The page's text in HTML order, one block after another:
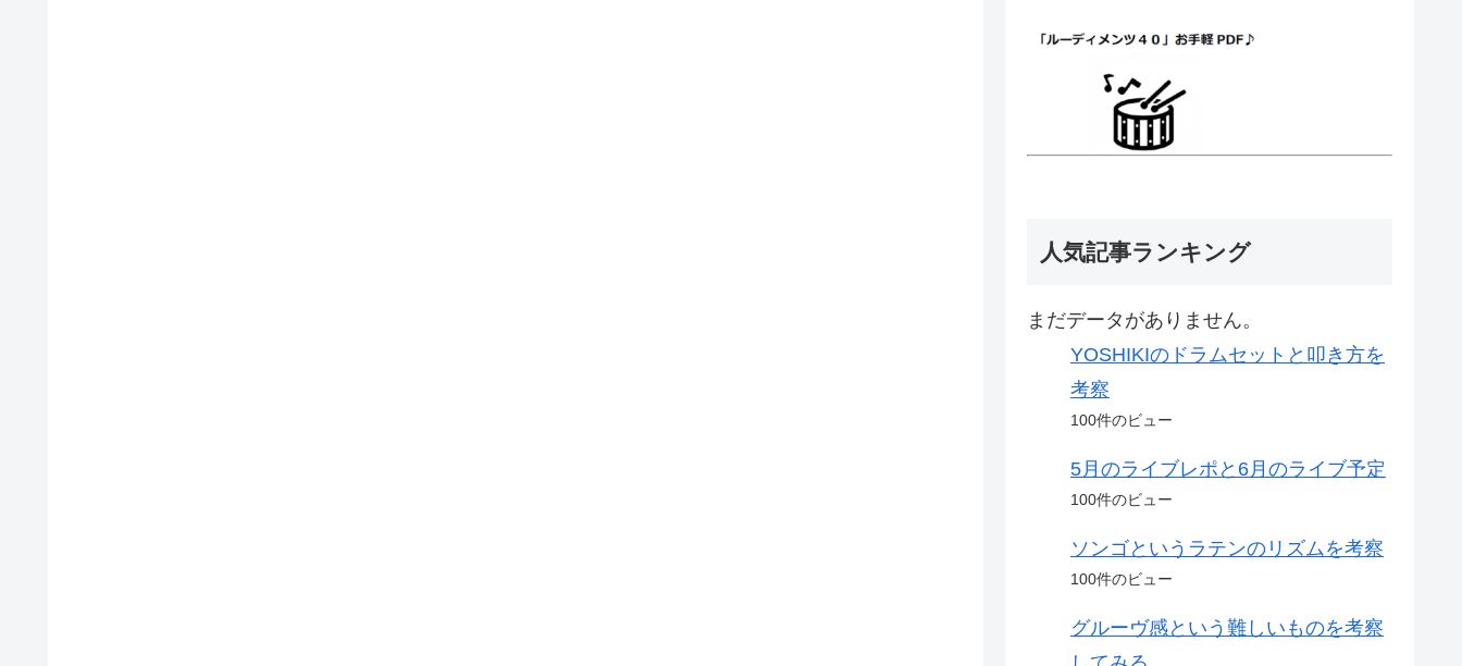
人気記事ランキング
まだデータがありません。
YOSHIKIのドラムセットと叩き方を
考察
100件のビュー
5月のライブレポと6月のライブ予定
100件のビュー
ソンゴというラテンのリズムを考察
100件のビュー
グルーヴ感という難しいものを考察